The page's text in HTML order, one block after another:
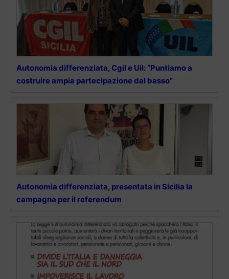
Autonomia differenziata, Cgil e Uil: “Puntiamo a
costruire ampia partecipazione dal basso”
Autonomia differenziata, presentata in Sicilia la
campagna per il referendum